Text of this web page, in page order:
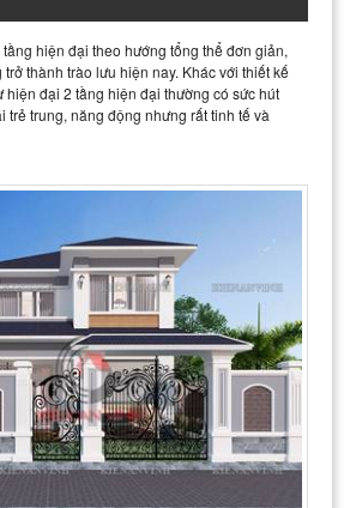
hiện đại theo hướng tổng thể đơn giản,
thành trào lưu hiện nay. Khác với thiết kế
hiện đại 2 tầng hiện đại thường có sức hút
trẻ trung, năng động nhưng rất tinh tế và